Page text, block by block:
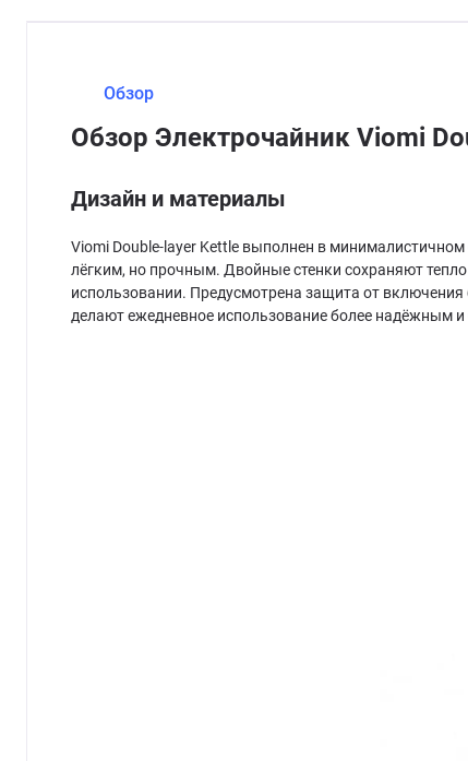
Обзор
Обзор Электрочайник Viomi
Дизайн и материалы
Viomi Double-layer Kettle выполнен в
лёгким, но прочным. Двойные стенки сохраняют
использовании. Предусмотрена защита от
делают ежедневное использование более надёжным